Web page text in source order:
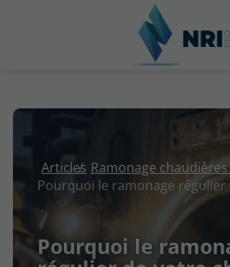
Articles Ramonage
Pourquoi le